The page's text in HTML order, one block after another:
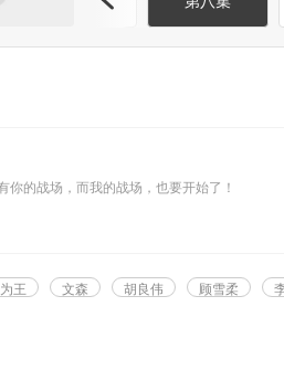
的战场，而我的战场，也要开始了！
紫色的顾雪柔 原著，@猫耳FM、@声音气球
王 文森 胡良伟 顾雪柔